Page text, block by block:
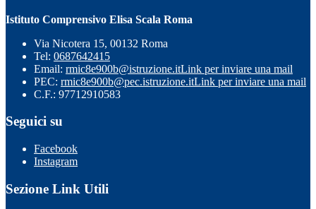
Istituto Comprensivo Elisa Scala Roma
Via Nicotera 15, 00132 Roma
Tel: 0687642415
Email: rmic8e900b@istruzione.itLink per inviare una mail
PEC: rmic8e900b@pec.istruzione.itLink per inviare una mail
C.F.: 97712910583
Seguici su
Facebook
Instagram
Sezione Link Utili